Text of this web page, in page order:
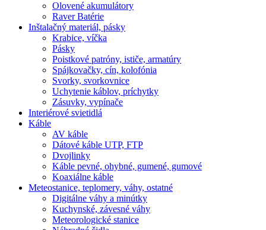
Olovené akumulátory
Raver Batérie
Inštalačný materiál, pásky
Krabice, víčka
Pásky
Poistkové patróny, ističe, armatúry
Spájkovačky, cín, kolofónia
Svorky, svorkovnice
Uchytenie káblov, príchytky
Zásuvky, vypínače
Interiérové svietidlá
Káble
AV káble
Dátové káble UTP, FTP
Dvojlinky
Káble pevné, ohybné, gumené, gumové
Koaxiálne káble
Meteostanice, teplomery, váhy, ostatné
Digitálne váhy a minútky
Kuchynské, závesné váhy
Meteorologické stanice